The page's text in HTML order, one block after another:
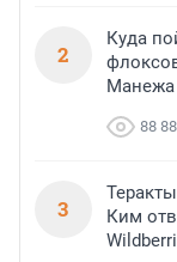
2
Куда
Манежа
88
3
Ким